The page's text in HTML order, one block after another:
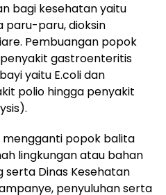
bagi kesehatan yaitu
paru-paru, dioksin
Pembuangan popok
gastroenteritis
yaitu E.coli dan
polio hingga penyakit
popok balita
lingkungan atau bahan
serta Dinas Kesehatan
penyuluhan serta